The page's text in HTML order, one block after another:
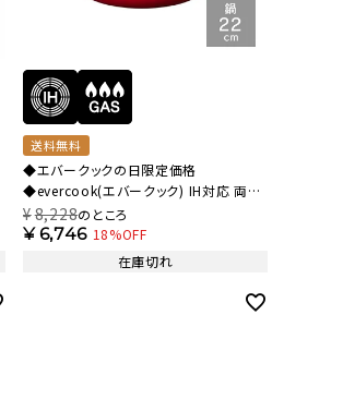
送料無料
◆エバークックの日限定価格
◆evercook(エバークック) IH対応 両手
鍋 22cmレッド 1年保証 EARYK22RD
【HO】
¥8,228のところ
¥6,746 18%OFF
在庫切れ